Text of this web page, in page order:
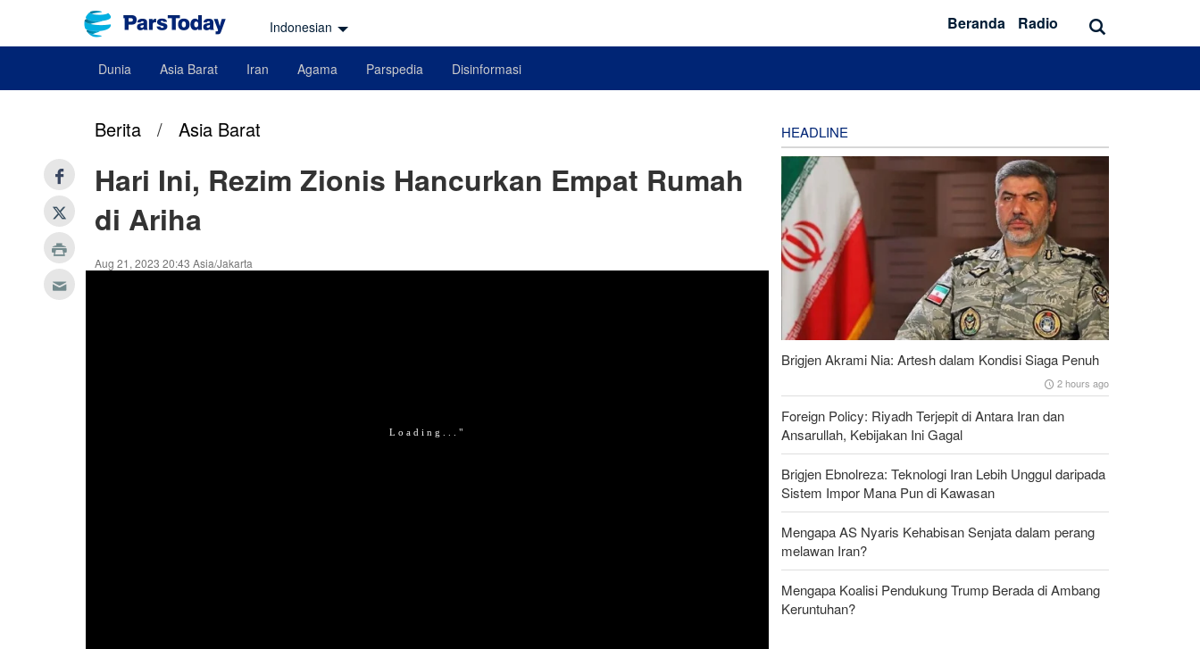
Indonesian Beranda Radio
Dunia Asia Barat Iran Agama Parspedia Disinformasi
Berita / Asia Barat
Hari Ini, Rezim Zionis Hancurkan Empat Rumah
di Ariha
Aug 21, 2023 20:43 Asia/Jakarta
HEADLINE
Brigjen Akrami Nia: Artesh dalam Kondisi Siaga Penuh
2 hours ago
Foreign Policy: Riyadh Terjepit di Antara Iran dan
Ansarullah, Kebijakan Ini Gagal
Brigjen Ebnolreza: Teknologi Iran Lebih Unggul daripada
Sistem Impor Mana Pun di Kawasan
Mengapa AS Nyaris Kehabisan Senjata dalam perang
melawan Iran?
Mengapa Koalisi Pendukung Trump Berada di Ambang
Keruntuhan?